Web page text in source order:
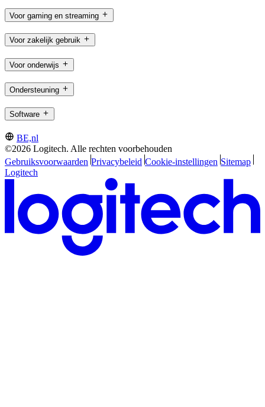
Voor gaming en streaming
Voor zakelijk gebruik
Voor onderwijs
Ondersteuning
Software
BE,nl
©2026 Logitech. Alle rechten voorbehouden
Gebruiksvoorwaarden Privacybeleid Cookie-instellingen Sitemap
Logitech